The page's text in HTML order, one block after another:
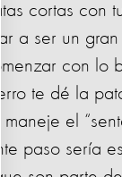
cortas con
a ser un
con lo
te dé la
el
paso sería